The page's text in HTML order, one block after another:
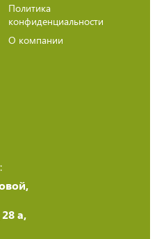
Политика
конфиденциальности
О компании
а,